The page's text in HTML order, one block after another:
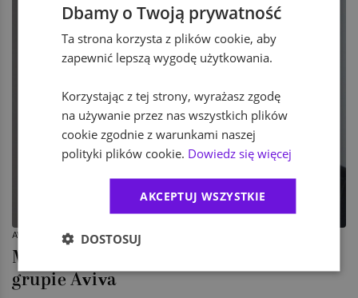
AWANSE
Michał Herbich członkiem zarządu w
grupie Aviva
Dbamy o Twoją prywatność
Ta strona korzysta z plików cookie, aby
zapewnić lepszą wygodę użytkowania.
Korzystając z tej strony, wyrażasz zgodę
na używanie przez nas wszystkich plików
cookie zgodnie z warunkami naszej
polityki plików cookie. Dowiedz się więcej
AKCEPTUJ WSZYSTKIE
DOSTOSUJ